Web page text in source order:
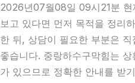
2026년07월08일 09시21분
보고 있다면 먼저 목적을 정리
한 뒤, 상담이 필요한 부분은
좋습니다. 중랑하수구막힘는
가 있으므로 정확한 안내를 받